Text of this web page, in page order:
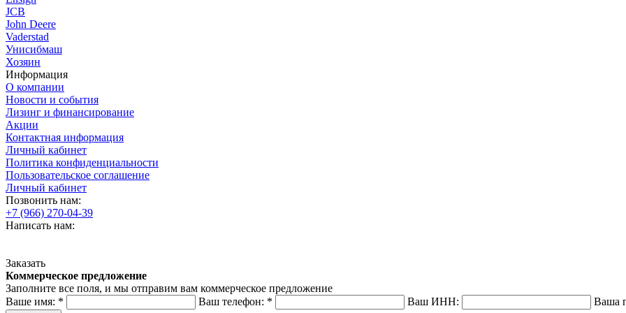
JCB
John Deere
Vaderstad
Унисибмаш
Хозяин
Информация
О компании
Новости и события
Лизинг и финансирование
Акции
Контактная информация
Личный кабинет
Политика конфиденциальности
Пользовательское соглашение
Личный кабинет
Позвонить нам:
+7 (966) 270-04-39
Написать нам:
Заказать
Коммерческое предложение
Заполните все поля, и мы отправим вам коммерческое предложение
Ваше имя: * Ваш телефон: * Ваш ИНН: Ваша